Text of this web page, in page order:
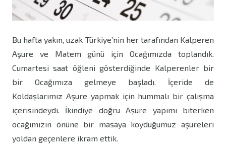
Bu hafta yakın, uzak Türkiye’nin her tarafından Kalperen
Aşure ve Matem günü için Ocağımızda toplandık.
Cumartesi saat öğleni gösterdiğinde Kalperenler bir
bir Ocağımıza gelmeye başladı. İçeride de
Koldaşlarımız Aşure yapmak için hummalı bir çalışma
içerisindeydi. İkindiye doğru Aşure yapımı biterken
ocağımızın önüne bir masaya koyduğumuz aşureleri
yoldan geçenlere ikram ettik.